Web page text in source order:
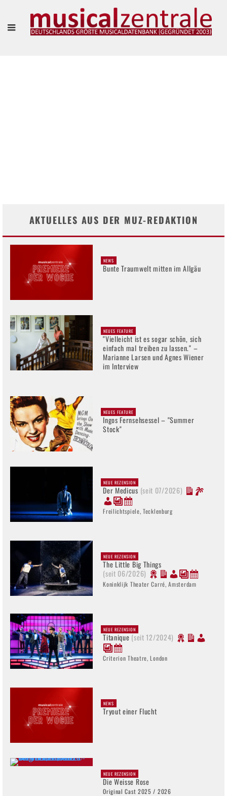
AKTUELLES AUS DER MUZ-REDAKTION
NEWS
Bunte Traumwelt mitten im Allgäu
NEUES FEATURE
"Vielleicht ist es sogar schön, sich
einfach mal treiben zu lassen." –
Marianne Larsen und Agnes Wiener
im Interview
NEUES FEATURE
Ingos Fernsehsessel – "Summer
Stock"
NEUE REZENSION
Der Medicus (seit 07/2026)
Freilichtspiele, Tecklenburg
NEUE REZENSION
The Little Big Things
(seit 06/2026)
Koninklijk Theater Carré, Amsterdam
NEUE REZENSION
Titanique(seit 12/2024)
Criterion Theatre, London
NEWS
Tryout einer Flucht
NEUE REZENSION
Die Weisse Rose
Original Cast 2025 / 2026